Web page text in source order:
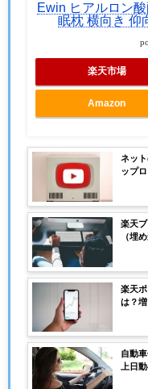
Ewin ヒアルロン
眠枕 横向き 仰
楽天市場
Amazon
ネッ
ップ
楽天
（埋
楽天
は？
自動
上日